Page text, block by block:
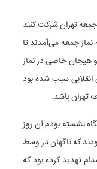
جمعه تهران شرکت کنند
جمعه می‌آمدند تا
هیجان خاصی در نماز
سبب شده بود
تهران باشد.
نشسته بودم آن روز
که ناگهان در وسط
تهدید کرده بود که